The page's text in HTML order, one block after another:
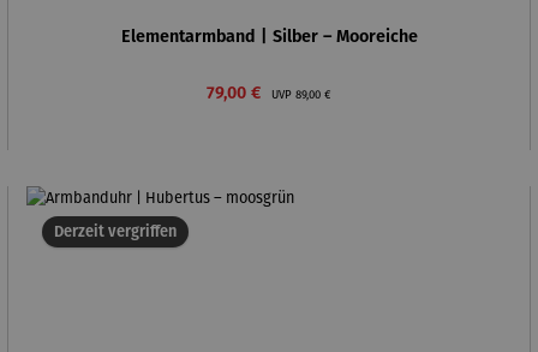
Elementarmband | Silber – Mooreiche
Verkaufspreis:
79,00 € UVP Regulärer Preis:
89,00 €
Derzeit vergriffen